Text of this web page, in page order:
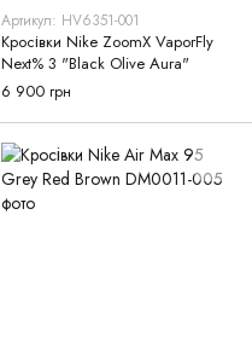
Артикул: HV6351-001
Кросівки Nike ZoomX VaporFly
Next% 3 "Black Olive Aura"
6 900 грн